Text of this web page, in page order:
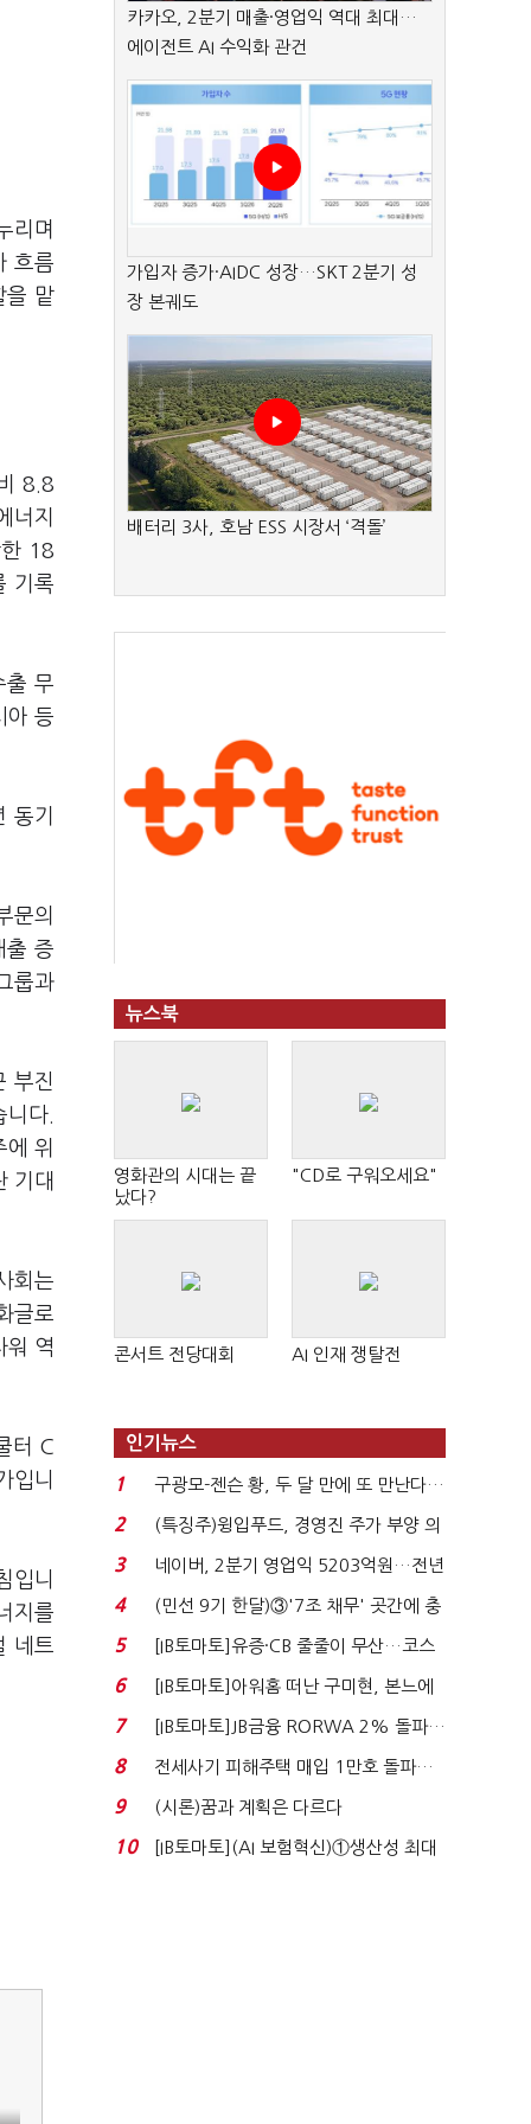
리며
흐름
을 맡
8.8
너지
18
기록
출 무
아 등
동기
문의
출 증
룹과
부진
다.
위
기대
회는
글로
워 역
터 C
입니
입니
지를
네트
카카오, 2분기 매출·영업익 역대 최대…
에이전트 AI 수익화 관건
가입자 증가·AIDC 성장…SKT 2분기 성
장 본궤도
배터리 3사, 호남 ESS 시장서 ‘격돌’
뉴스북
영화관의 시대는 끝
났다?
"CD로 구워오세요"
콘서트 전당대회 AI 인재 쟁탈전
인기뉴스
1
구광모-젠슨 황, 두 달 만에 또 만난다…
로봇·AI 등 논...
2
(특징주)윙입푸드, 경영진 주가 부양 의
지에 상한가...
3
네이버, 2분기 영업익 5203억원…전년
비 0.2% 감소...
4
(민선 9기 한달)③'7조 채무' 곳간에 충
격…추미애, 20년...
5
[IB토마토]유증·CB 줄줄이 무산…코스
닥 벌점 급증에 ...
6
[IB토마토]아워홈 떠난 구미현, 본느에
340억 베팅…가...
7
[IB토마토]JB금융 RORWA 2% 돌파…
실적 견인은 은행 ...
8
전세사기 피해주택 매입 1만호 돌파…
누적 피해자 4만2...
9 (시론)꿈과 계획은 다르다
10
[IB토마토](AI 보험혁신)①생산성 최대